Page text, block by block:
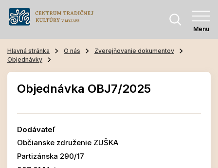
Menu
Hlavná stránka O nás
Zverejňovanie dokumentov
Objednávky
Objednávka OBJ7/2025
Dodávateľ
Občianske združenie ZUŠKA
Partizánska 290/17